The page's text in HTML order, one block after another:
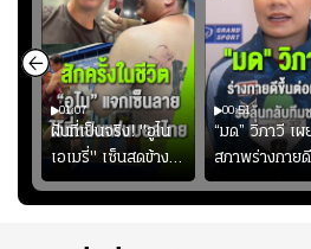
01:07
ฝันที่เป็นจริง! "อูไน
เอเมรี่" เซ็นสดข้าง
รอยสักบนแผ่นหลัง
"คุณเต๊ะ" แฟนพันธุ์
00:51
“มด” วิภาวี เผ
สภาพร่างกาย
อย่างต่อเนื่อง
พยายามลงสน